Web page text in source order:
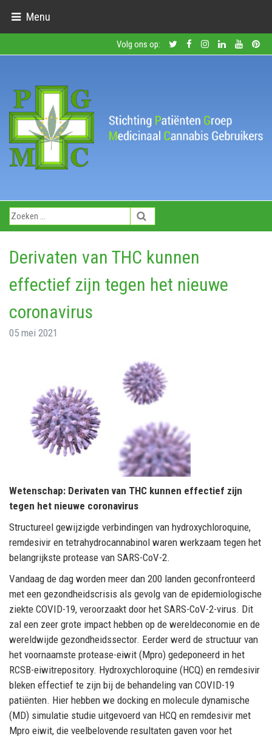
Menu
Volg ons op:
Derivaten van THC kunnen
effectief zijn tegen het nieuwe
coronavirus
05 mei 2021
Wetenschap: Derivaten van THC kunnen effectief zijn
tegen het nieuwe coronavirus
Structureel gewijzigde verbindingen van hydroxychloroquine,
remdesivir en tetrahydrocannabinol waren werkzaam tegen het
belangrijkste protease van SARS-CoV-2.
Vandaag de dag worden meer dan 200 landen geconfronteerd
met een gezondheidscrisis als gevolg van de epidemiologische
ziekte COVID-19, veroorzaakt door het SARS-CoV-2-virus. Dit
zal een zeer grote impact hebben op de wereldeconomie en de
wereldwijde gezondheidssector. Eerder werd de structuur van
het voornaamste protease-eiwit (Mpro) gedeponeerd in het
RCSB-eiwitrepository. Hydroxychloroquine (HCQ) en remdesivir
bleken effectief te zijn bij de behandeling van COVID-19
patiënten. Hier hebben we docking en molecule dynamische
(MD) simulatie studie uitgevoerd van HCQ en remdesivir met
Mpro eiwit, die veelbelovende resultaten gaven voor het